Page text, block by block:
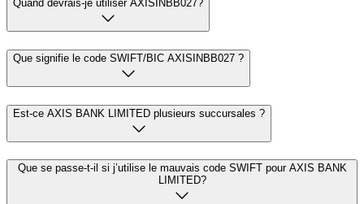
Quand devrais-je utiliser AXISINBB027?
Que signifie le code SWIFT/BIC AXISINBB027 ?
Est-ce AXIS BANK LIMITED plusieurs succursales ?
Que se passe-t-il si j’utilise le mauvais code SWIFT pour AXIS BANK
LIMITED?